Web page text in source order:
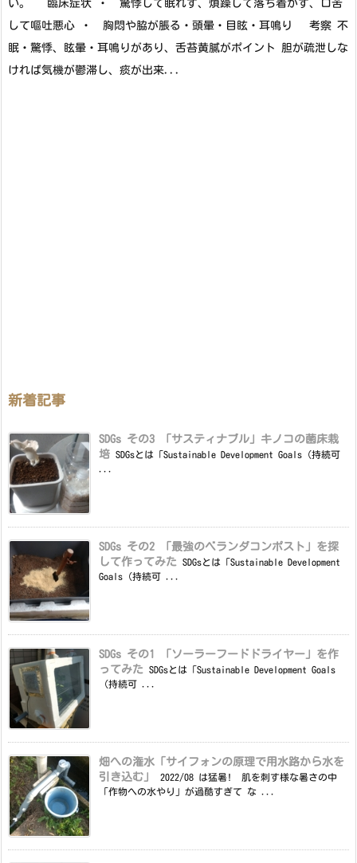
い。 臨床症状 ・ 驚悸して眠れず、煩躁して落ち着かず、口苦
して嘔吐悪心 ・ 胸悶や脇が脹る・頭暈・目眩・耳鳴り 考察 不
眠・驚悸、眩暈・耳鳴りがあり、舌苔黄膩がポイント 胆が疏泄しな
ければ気機が鬱滞し、痰が出来...
新着記事
SDGs その3 「サスティナブル」キノコの菌床栽
培 SDGsとは「Sustainable Development Goals（持続可
SDGs その2 「最強のベランダコンポスト」を探
して作ってみた
SDGsとは「Sustainable Development
Goals（持続可 ...
SDGs その1 「ソーラーフードドライヤー」を作
ってみた
SDGsとは「Sustainable Development Goals
（持続可 ...
畑への潅水「サイフォンの原理で用水路から水を
引き込む」
2022/08 は猛暑! 肌を刺す様な暑さの中
「作物への水やり」が過酷すぎて な ...